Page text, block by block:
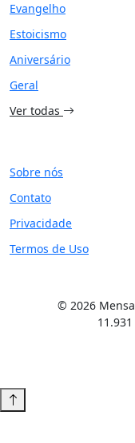
Evangelho
Estoicismo
Aniversário
Geral
Ver todas
Sobre nós
Contato
Privacidade
Termos de Uso
© 2026